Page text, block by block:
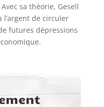
sa théorie, Gesell
de circuler
futures dépressions